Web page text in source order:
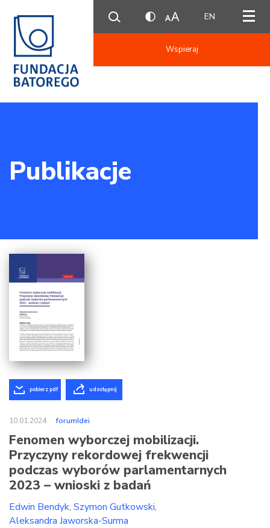
EN
Wspieraj
Publikacje
pobierz pdf udostępnij
10.01.2024 forumIdei
Fenomen wyborczej mobilizacji.
Przyczyny rekordowej frekwencji
podczas wyborów parlamentarnych
2023 – wnioski z badań
Edwin Bendyk Szymon Gutkowski
Aleksandra Jaworska-Surma